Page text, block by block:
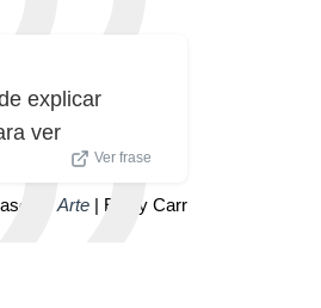
explicar
ver
Ver frase
de Arte | Emily Carr